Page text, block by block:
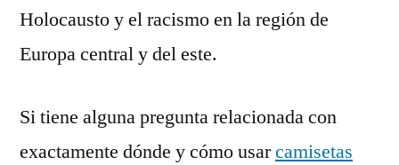
Holocausto y el racismo en la región de
Europa central y del este.
Si tiene alguna pregunta relacionada con
exactamente dónde y cómo usarcamisetas